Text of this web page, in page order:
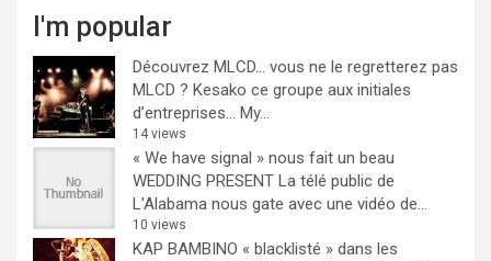
I'm popular
Découvrez MLCD… vous ne le regretterez pas
MLCD ? Kesako ce groupe aux initiales
d’entreprises… My...
14 views
« We have signal » nous fait un beau
WEDDING PRESENT La télé public de
L'Alabama nous gate avec une vidéo de...
10 views
KAP BAMBINO « blacklisté » dans les